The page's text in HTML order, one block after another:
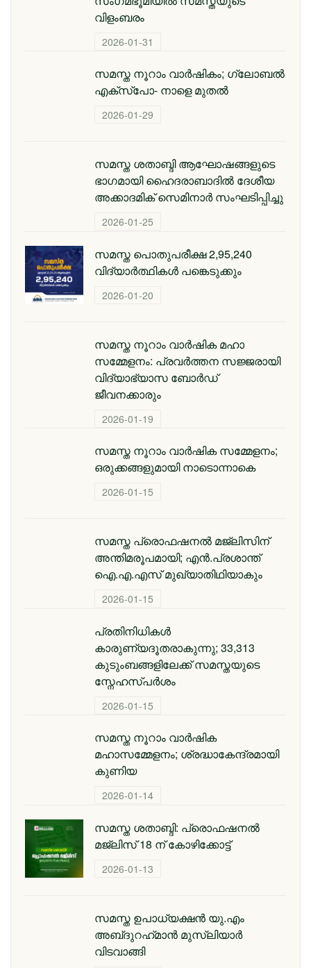
വിളംബരം
2026-01-31
സമസ്ത നൂറാം വാർഷികം; ഗ്ലോബല്‍
എക്‌സ്‌പോ- നാളെ മുതൽ
2026-01-29
സമസ്ത ശതാബ്ദി ആഘോഷങ്ങളുടെ
ഭാഗമായി ഹൈദരാബാദില്‍ ദേശീയ
അക്കാദമിക് സെമിനാര്‍ സംഘടിപ്പിച്ചു
2026-01-25
സമസ്ത പൊതുപരീക്ഷ 2,95,240
വിദ്യാര്‍ത്ഥികള്‍ പങ്കെടുക്കും
2026-01-20
സമസ്ത നൂറാം വാർഷിക മഹാ
സമ്മേളനം: പ്രവർത്തന സജ്ജരായി
വിദ്യാഭ്യാസ ബോർഡ്
ജീവനക്കാരും
2026-01-19
സമസ്ത നൂറാം വാർഷിക സമ്മേളനം;
ഒരുക്കങ്ങളുമായി നാടൊന്നാകെ
2026-01-15
സമസ്ത പ്രൊഫഷനൽ മജ്‌ലിസിന്
അന്തിമരൂപമായി; എൻ.പ്രശാന്ത്
ഐ.എ.എസ് മുഖ്യാതിഥിയാകും
2026-01-15
പ്രതിനിധികൾ
കാരുണ്യദൂതരാകുന്നു; 33,313
കുടുംബങ്ങളിലേക്ക് സമസ്തയുടെ
സ്നേഹസ്പർശം
2026-01-15
സമസ്ത നൂറാം വാർഷിക
മഹാസമ്മേളനം; ശ്രദ്ധാകേന്ദ്രമായി
കുണിയ
2026-01-14
സമസ്ത ശതാബ്ദി: പ്രൊഫഷനൽ
മജ്‌ലിസ് 18 ന് കോഴിക്കോട്ട്
2026-01-13
സമസ്ത ഉപാധ്യക്ഷൻ യു.എം
അബ്‌ദുറഹ്‌മാൻ മുസ്‌ലിയാർ
വിടവാങ്ങി